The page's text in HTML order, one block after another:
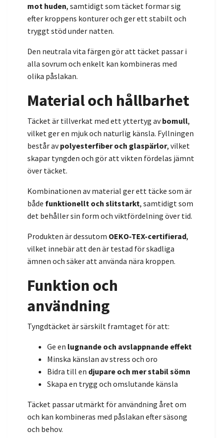
mot huden, samtidigt som täcket formar sig
efter kroppens konturer och ger ett stabilt och
tryggt stöd under natten.
Den neutrala vita färgen gör att täcket passar i
alla sovrum och enkelt kan kombineras med
olika påslakan.
Material och hållbarhet
Täcket är tillverkat med ett yttertyg avbomull,
vilket ger en mjuk och naturlig känsla. Fyllningen
består avpolyesterfiber och glaspärlor, vilket
skapar tyngden och gör att vikten fördelas jämnt
över täcket.
Kombinationen av material ger ett täcke som är
både funktionellt och slitstarkt, samtidigt som
det behåller sin form och viktfördelning över tid.
Produkten är dessutom OEKO-TEX-certifierad,
vilket innebär att den är testad för skadliga
ämnen och säker att använda nära kroppen.
Funktion och
användning
Tyngdtäcket är särskilt framtaget för att:
Ge en lugnande och avslappnande effekt
Minska känslan av stress och oro
Bidra till en djupare och mer stabil sömn
Skapa en trygg och omslutande känsla
Täcket passar utmärkt för användning året om
och kan kombineras med påslakan efter säsong
och behov.